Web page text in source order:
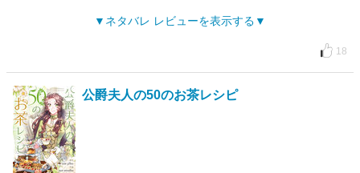
ネタバレ レビューを表示する
18
公爵夫人の50のお茶レシピ